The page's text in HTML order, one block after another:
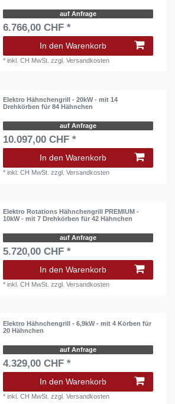
auf Anfrage
6.766,00 CHF *
In den Warenkorb
*inkl. CH MwSt. zzgl.Versandkosten
Elektro Hähnchengrill - 20kW - mit 14
Drehkörben für 84 Hähnchen
auf Anfrage
10.097,00 CHF *
In den Warenkorb
*inkl. CH MwSt. zzgl.Versandkosten
Elektro Rotations Hähnchengrill PREMIUM -
10kW - mit 7 Drehkörben für 42 Hähnchen
auf Anfrage
5.720,00 CHF *
In den Warenkorb
*inkl. CH MwSt. zzgl.Versandkosten
Elektro Hähnchengrill - 6,9kW - mit 4 Körben für
20 Hähnchen
auf Anfrage
4.329,00 CHF *
In den Warenkorb
*inkl. CH MwSt. zzgl.Versandkosten